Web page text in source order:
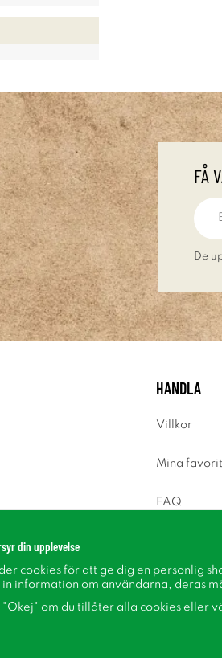
FÅ
De
HANDLA
Villkor
Mina
FAQ
din upplevelse
cookies för att ge dig en personlig
information om användarna, deras
"Okej" om du tillåter alla cookies eller